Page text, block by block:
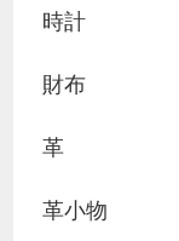
時計
財布
革
革小物